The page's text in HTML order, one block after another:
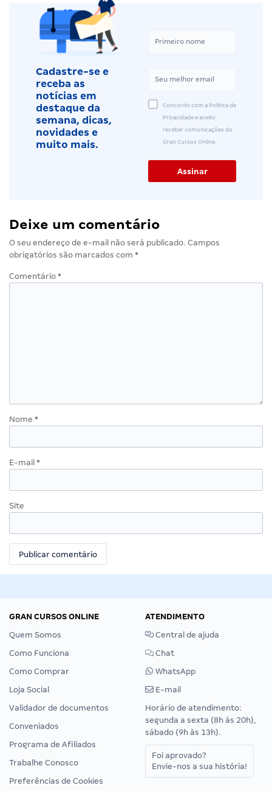
Cadastre-se e
receba as
notícias em
destaque da
semana, dicas,
novidades e
muito mais.
Concordo com a Política de
Privacidade e aceito
receber comunicações do
Gran Cursos Online.
Deixe um comentário
O seu endereço de e-mail não será publicado. Campos
obrigatórios são marcados com *
Comentário *
Nome *
E-mail *
Site
GRAN CURSOS ONLINE
Quem Somos
Como Funciona
Como Comprar
Loja Social
Validador de documentos
Conveniados
Programa de Afiliados
Trabalhe Conosco
Preferências de Cookies
ATENDIMENTO
Central de ajuda
Chat
WhatsApp
E-mail
Horário de atendimento:
segunda a sexta (8h às 20h),
sábado (9h às 13h).
Foi aprovado?
Envie-nos a sua história!